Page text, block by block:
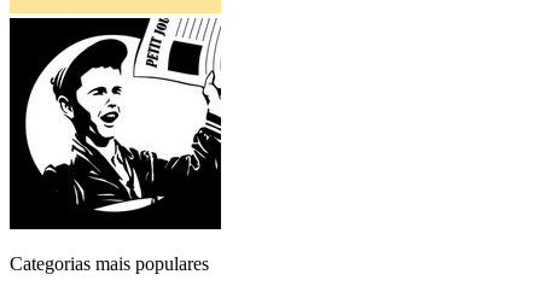
Categorias mais populares